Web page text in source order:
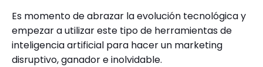
Es momento de abrazar la evolución tecnológica y
empezar a utilizar este tipo de herramientas de
inteligencia artificial para hacer un marketing
disruptivo, ganador e inolvidable.